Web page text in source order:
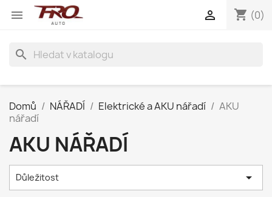
 shopping_cart (0)

search
Domů NÁŘADÍ Elektrické a AKU nářadí
AKU
nářadí
AKU NÁŘADÍ
Důležitost 